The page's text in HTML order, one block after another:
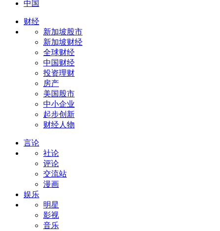
中国
财经
新加坡股市
新加坡财经
全球财经
中国财经
投资理财
房产
美国股市
中小企业
起步创新
财经人物
言论
社论
评论
交流站
漫画
娱乐
明星
影视
音乐